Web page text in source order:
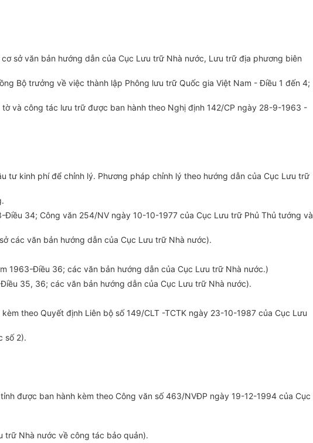
sở văn bản hướng dẫn của Cục Lưu trữ Nhà nước, Lưu trữ địa phương biên
Bộ trưởng về việc thành lập Phông lưu trữ Quốc gia Việt Nam - Điều 1 đến 4;
và công tác lưu trữ được ban hành theo Nghị định 142/CP ngày 28-9-1963 -
tư kinh phí để chỉnh lý. Phương pháp chỉnh lý theo hướng dẫn của Cục Lưu trữ
34; Công văn 254/NV ngày 10-10-1977 của Cục Lưu trữ Phủ Thủ tướng và
các văn bản hướng dẫn của Cục Lưu trữ Nhà nước).
1963-Điều 36; các văn bản hướng dẫn của Cục Lưu trữ Nhà nước.)
35, 36; các văn bản hướng dẫn của Cục Lưu trữ Nhà nước).
theo Quyết định Liên bộ số 149/CLT -TCTK ngày 23-10-1987 của Cục Lưu
số 2).
được ban hành kèm theo Công văn số 463/NVĐP ngày 19-12-1994 của Cục
trữ Nhà nước về công tác bảo quản).